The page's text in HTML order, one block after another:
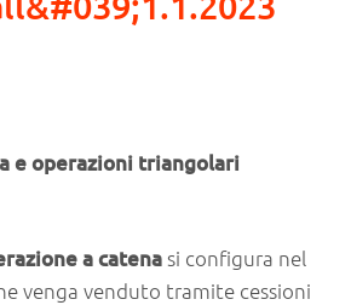
e operazioni triangolari
a catenasi configura nel
venga venduto tramite cessioni